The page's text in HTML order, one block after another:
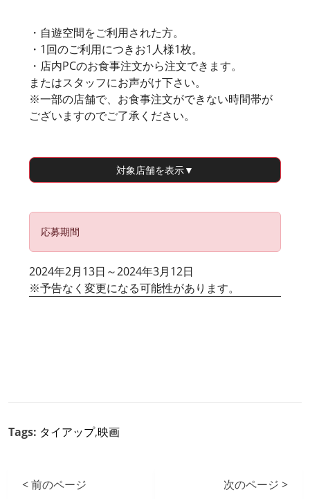
・自遊空間をご利用された方。
・1回のご利用につきお1人様1枚。
・店内PCのお食事注文から注文できます。
またはスタッフにお声がけ下さい。
※一部の店舗で、お食事注文ができない時間帯が
ございますのでご了承ください。
対象店舗を表示▼
応募期間
2024年2月13日～2024年3月12日
※予告なく変更になる可能性があります。
Tags: タイアップ,映画
< 前のページ
次のページ >